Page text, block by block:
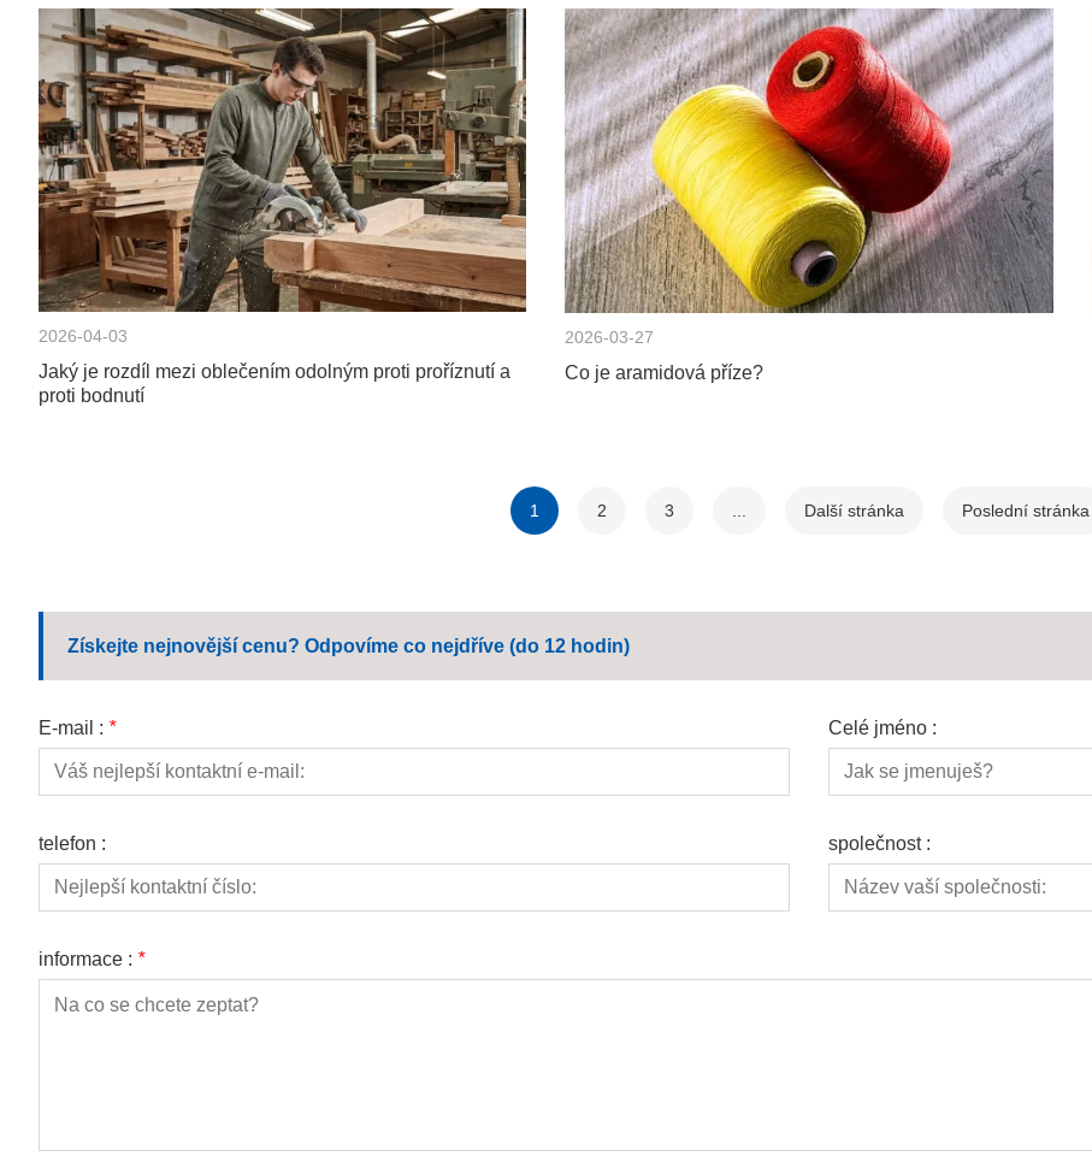
2026-04-03
Jaký je rozdíl mezi oblečením odolným proti proříznutí a
proti bodnutí
2026-03-27
Co je aramidová příze?
1 2 3 Další stránka Poslední stránka
Získejte nejnovější cenu? Odpovíme co nejdříve (do 12 hodin)
E-mail : * Celé jméno :
telefon : společnost :
informace : *